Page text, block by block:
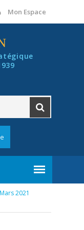
Mon Espace
2021